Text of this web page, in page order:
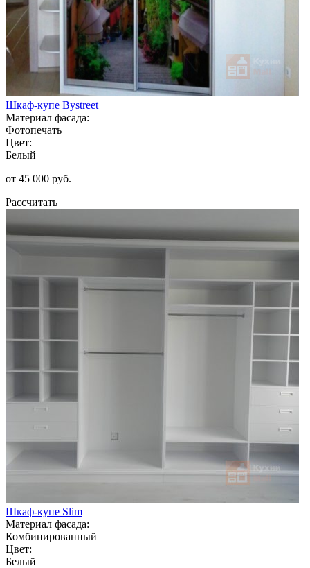
Шкаф-купе Bystreet
Материал фасада:
Фотопечать
Цвет:
Белый
от 45 000 руб.
Рассчитать
Шкаф-купе Slim
Материал фасада:
Комбинированный
Цвет:
Белый